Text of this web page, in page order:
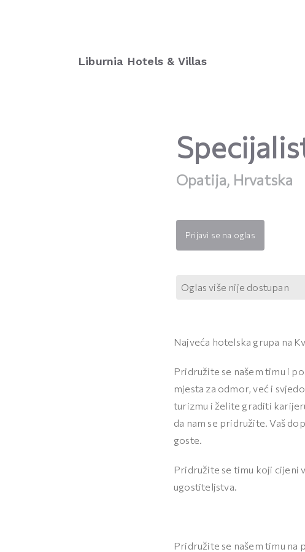
Liburnia Hotels & Villas
Opatija, Hrvatska
Prijavi se na oglas
Oglas više nije dostupan
Najveća hotelska grupa na
Pridružite se našem timu i
mjesta za odmor, već i
turizmu i želite graditi
da nam se pridružite. Vaš
goste.
Pridružite se timu koji cijeni
ugostiteljstva.
Pridružite se našem timu na